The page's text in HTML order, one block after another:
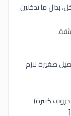
(10%) من أول وخل، بدال ما تدخلين
صغيرة لازم
كبيرة)